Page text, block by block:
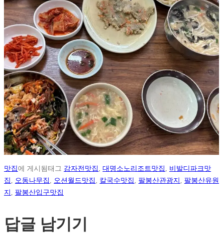
맛집에 게시됨태그 감자전맛집 대명소노리조트맛집
비발디파크맛
집
오동나무집 오션월드맛집 칼국수맛집 팔봉산관광지
팔봉산유원
지
팔봉산입구맛집
답글 남기기